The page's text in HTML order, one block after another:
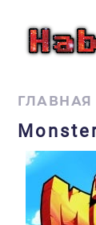
ГЛАВНАЯ